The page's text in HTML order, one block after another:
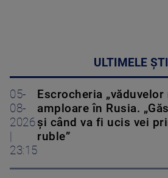
ULTIMELE
05-
08-
2026
23:15
Escrocheria „văduvelor
amploare în Rusia.
și când va fi ucis vei
ruble”